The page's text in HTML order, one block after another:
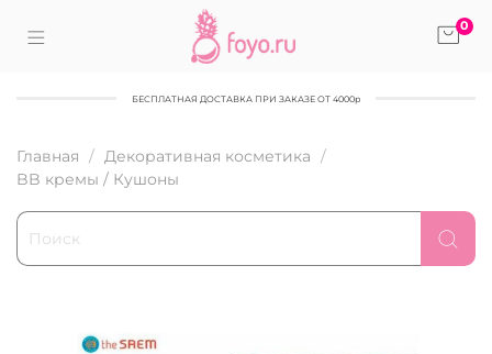
0
БЕСПЛАТНАЯ ДОСТАВКА ПРИ ЗАКАЗЕ ОТ 4000р
Главная
Декоративная косметика
BB кремы / Кушоны